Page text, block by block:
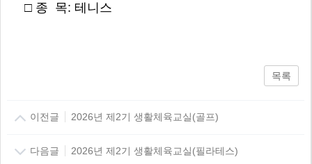
□ 종 목: 테니스
목록
이전글 2026년 제2기 생활체육교실(골프)
다음글 2026년 제2기 생활체육교실(필라테스)